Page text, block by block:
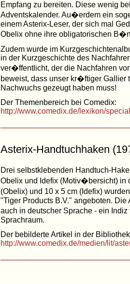
Empfang zu bereiten. Diese wenig
Adventskalender. Au�erdem ein
einem Asterix-Leser, der sich mal
Obelix ohne ihre obligatorischen
Zudem wurde im
in der Kurzgeschichte des
ver�ffentlicht, der die Nachfahren
beweist, dass unser kr�ftiger
Nachwuchs gezeugt haben muss!
Der Themenbereich bei Comedix:
http://www.comedix.de/lexikon/
Asterix-Handtuchhaken
Drei selbstklebenden Handtuch-
Obelix und Idefix (Motiv�bersicht)
(Obelix) und 10 x 5 cm (Idefix)
"Tiger Products B.V." angeboten.
auch in deutscher Sprache - ein
Sprachraum.
Der bebilderte Artikel in der
http://www.comedix.de/medien/lit/